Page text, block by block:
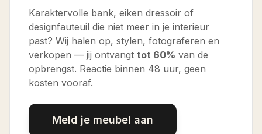
Karaktervolle bank, eiken dressoir of
designfauteuil die niet meer in je interieur
past? Wij halen op, stylen, fotograferen en
verkopen — jij ontvangt tot 60% van de
opbrengst. Reactie binnen 48 uur, geen
kosten vooraf.
Meld je meubel aan